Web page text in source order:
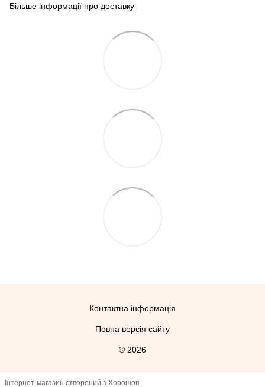
Більше інформації про доставку
Контактна інформація
Повна версія сайту
© 2026
Інтернет-магазин створений з Хорошоп